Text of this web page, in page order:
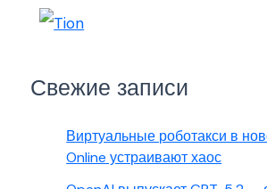
Свежие записи
Виртуальные роботакси в
Online устраивают хаос